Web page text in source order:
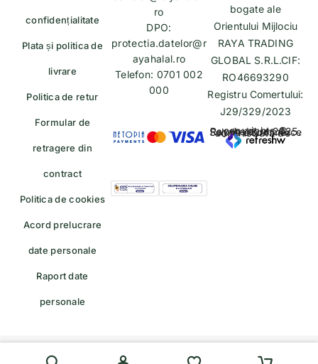
confidențialitate
Plata și politica de
livrare
Politica de retur
Formular de
retragere din
contract
Politica de cookies
Acord prelucrare
date personale
Raport date
personale
bogate ale
Orientului Mijlociu
RAYA TRADING
GLOBAL S.R.L.CIF:
RO46693290
Registru Comertului:
J29/329/2023
copyrights © Rayahalal.ro 2025. Soluție eCommerce administrată de
ro
DPO:
protectia.datelor@r
ayahalal.ro
Telefon: 0701 002
000